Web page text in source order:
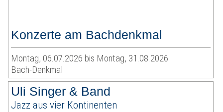
Konzerte am Bachdenkmal
Montag, 06.07.2026 bis Montag, 31.08.2026
Bach-Denkmal
Uli Singer & Band
Jazz aus vier Kontinenten